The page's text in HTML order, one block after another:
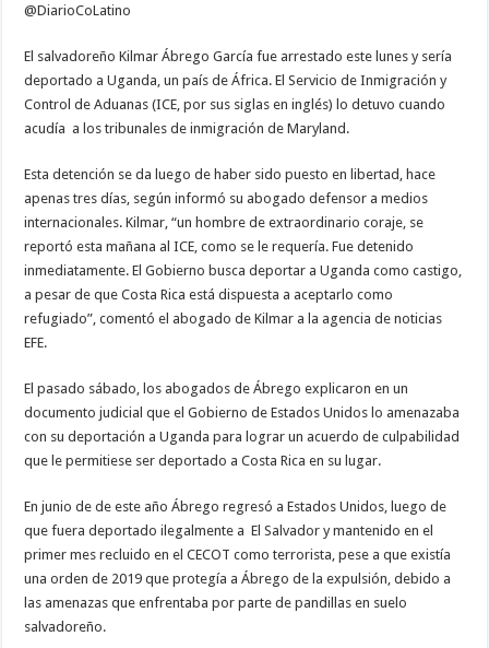
@DiarioCoLatino
El salvadoreño Kilmar Ábrego García fue arrestado este lunes y sería
deportado a Uganda, un país de África. El Servicio de Inmigración y
Control de Aduanas (ICE, por sus siglas en inglés) lo detuvo cuando
acudía a los tribunales de inmigración de Maryland.
Esta detención se da luego de haber sido puesto en libertad, hace
apenas tres días, según informó su abogado defensor a medios
internacionales. Kilmar, “un hombre de extraordinario coraje, se
reportó esta mañana al ICE, como se le requería. Fue detenido
inmediatamente. El Gobierno busca deportar a Uganda como castigo,
a pesar de que Costa Rica está dispuesta a aceptarlo como
refugiado”, comentó el abogado de Kilmar a la agencia de noticias
EFE.
El pasado sábado, los abogados de Ábrego explicaron en un
documento judicial que el Gobierno de Estados Unidos lo amenazaba
con su deportación a Uganda para lograr un acuerdo de culpabilidad
que le permitiese ser deportado a Costa Rica en su lugar.
En junio de de este año Ábrego regresó a Estados Unidos, luego de
que fuera deportado ilegalmente a El Salvador y mantenido en el
primer mes recluido en el CECOT como terrorista, pese a que existía
una orden de 2019 que protegía a Ábrego de la expulsión, debido a
las amenazas que enfrentaba por parte de pandillas en suelo
salvadoreño.